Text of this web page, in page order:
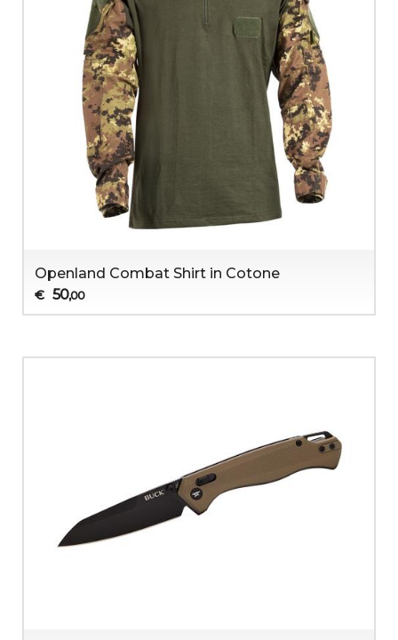
Openland Combat Shirt in Cotone
€ 50,00